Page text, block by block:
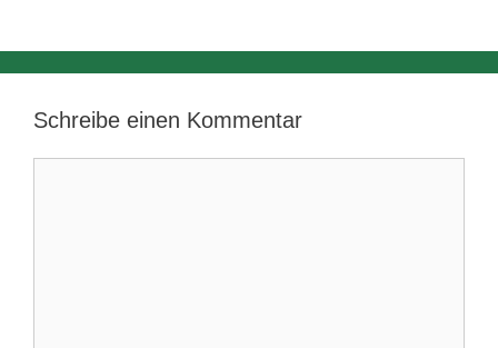
Schreibe einen Kommentar